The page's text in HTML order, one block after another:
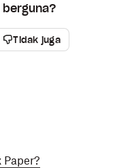
Tidak juga